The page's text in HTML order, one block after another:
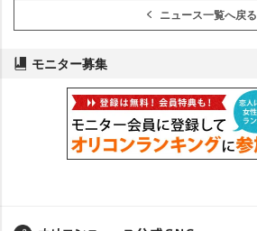
ニュース一覧へ戻る
モニター募集